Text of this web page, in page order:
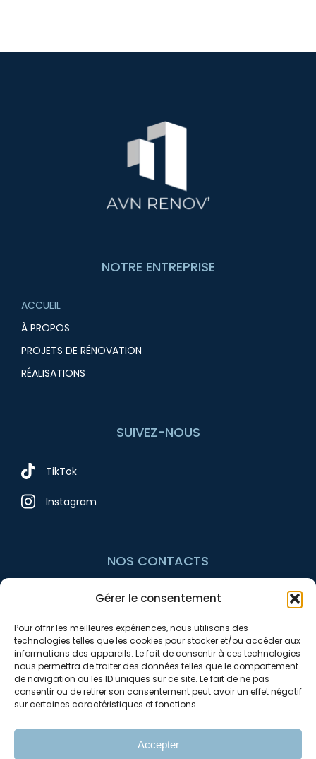
Gérer le consentement
Pour offrir les meilleures expériences, nous utilisons des
technologies telles que les cookies pour stocker et/ou accéder aux
informations des appareils. Le fait de consentir à ces technologies
nous permettra de traiter des données telles que le comportement
de navigation ou les ID uniques sur ce site. Le fait de ne pas
consentir ou de retirer son consentement peut avoir un effet négatif
sur certaines caractéristiques et fonctions.
Accepter
NOTRE ENTREPRISE
ACCUEIL
À PROPOS
PROJETS DE RÉNOVATION
RÉALISATIONS
SUIVEZ-NOUS
TikTok
Instagram
NOS CONTACTS
+33 7 54 10 97 74
contact@avnrenov.fr